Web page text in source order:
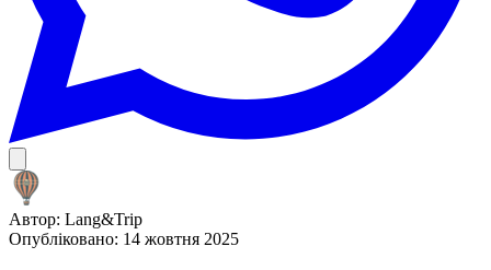
Автор: Lang&Trip
Опубліковано: 14 жовтня 2025